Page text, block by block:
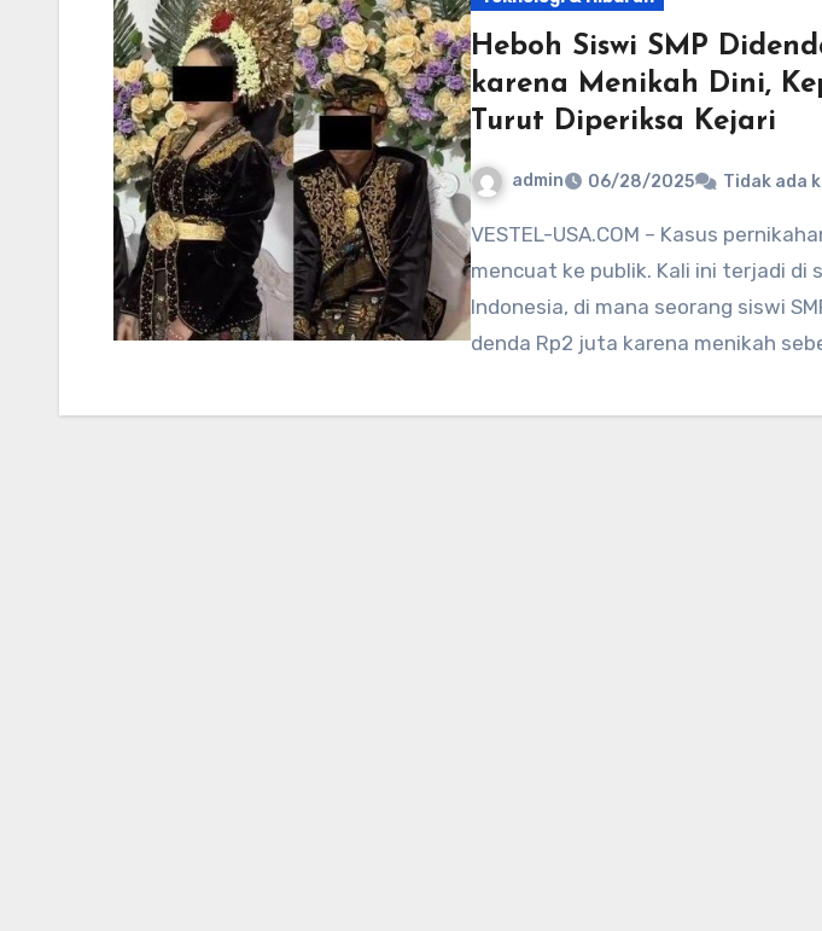
Heboh Siswi SMP
karena Menikah Dini,
Turut Diperiksa Kejari
admin 06/28/2025 Tidak ada
VESTEL-USA.COM – Kasus pernikahan dini kembali
mencuat ke publik. Kali ini terjadi di
Indonesia, di mana seorang siswi
denda Rp2 juta karena menikah